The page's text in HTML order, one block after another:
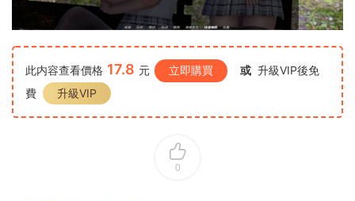
此内容查看價格 17.8 元 立即購買 或 升級VIP後免
費
升級VIP
0